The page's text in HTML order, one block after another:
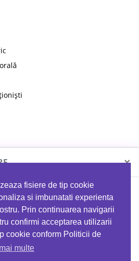
fisiere de tip cookie
si imbunatati experienta
Prin continuarea navigarii
confirmi acceptarea utilizarii
cookie conform Politicii de
multe
×
comandă folosind codul
EATTRACK